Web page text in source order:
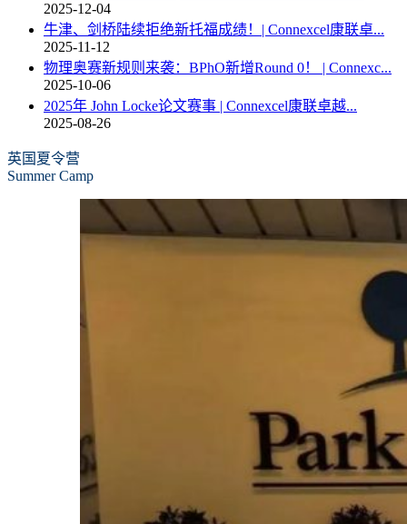
2025-12-04
牛津、剑桥陆续拒绝新托福成绩！| Connexcel康联卓...
2025-11-12
物理奥赛新规则来袭：BPhO新增Round 0！ | Connexc...
2025-10-06
2025年 John Locke论文赛事 | Connexcel康联卓越...
2025-08-26
英国夏令营
Summer Camp